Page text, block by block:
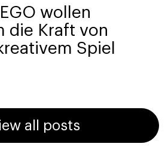
wollen
die Kraft von
Spiel
all posts